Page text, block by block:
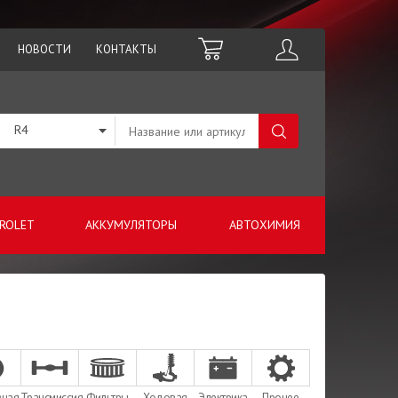
НОВОСТИ КОНТАКТЫ
АККУМУЛЯТОРЫ АВТОХИМИЯ
R4